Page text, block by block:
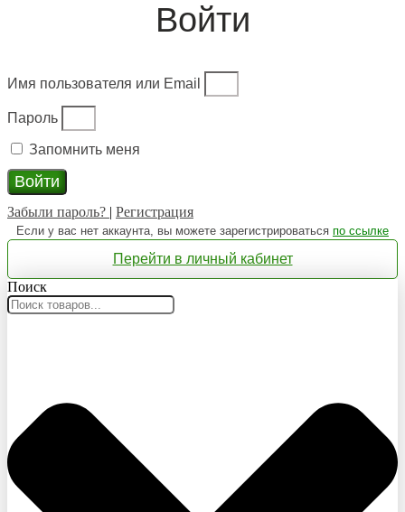
Войти
Имя пользователя или Email
Пароль
Запомнить меня
Войти
Забыли пароль? | Регистрация
Если у вас нет аккаунта, вы можете зарегистрироваться по ссылке
Перейти в личный кабинет
Поиск